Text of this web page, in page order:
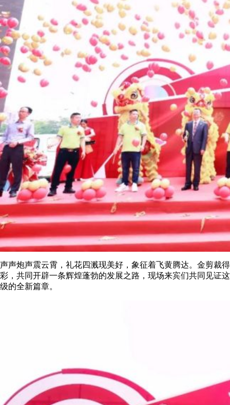
声声炮声震云霄，礼花四溅现美好，象征着飞黄腾达。金剪裁
彩，共同开辟一条辉煌蓬勃的发展之路，现场来宾们共同见证
级的全新篇章。